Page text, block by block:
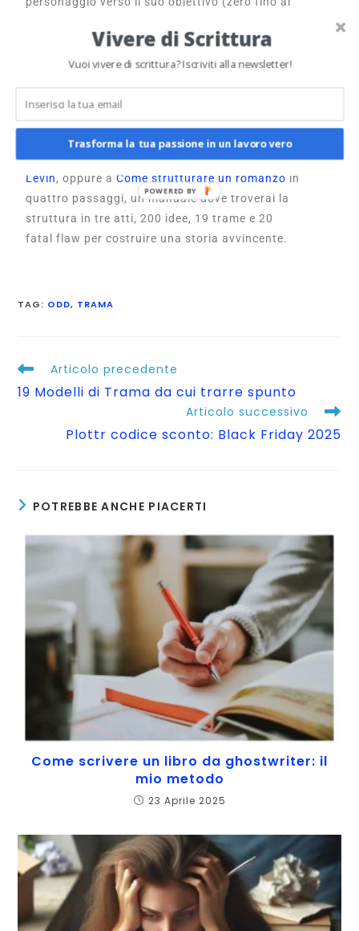
il suo cammino per costringerlo a prendere
decisioni difficili. L’oggetto del desiderio può
diverso, e possibilmente più ambizioso.
Se cerchi un libro sulla struttura della trama dai
un’occhiata aScrivere un romanzo di Donna
Levin, oppure aCome strutturare un romanzo in
quattro passaggi, un manuale dove troverai la
struttura in tre atti, 200 idee, 19 trame e 20
fatal flaw per costruire una storia avvincente.
TAG: ODD, TRAMA
Articolo precedente
19 Modelli di Trama da cui trarre spunto
Articolo successivo
Plottr codice sconto: Black Friday 2025
POTREBBE ANCHE PIACERTI
Come scrivere un libro da ghostwriter: il
mio metodo
23 Aprile 2025
Vivere di Scrittura
Vuoi vivere di scrittura? Iscriviti alla newsletter!
Trasforma la tua passione in un lavoro vero
POWERED BY